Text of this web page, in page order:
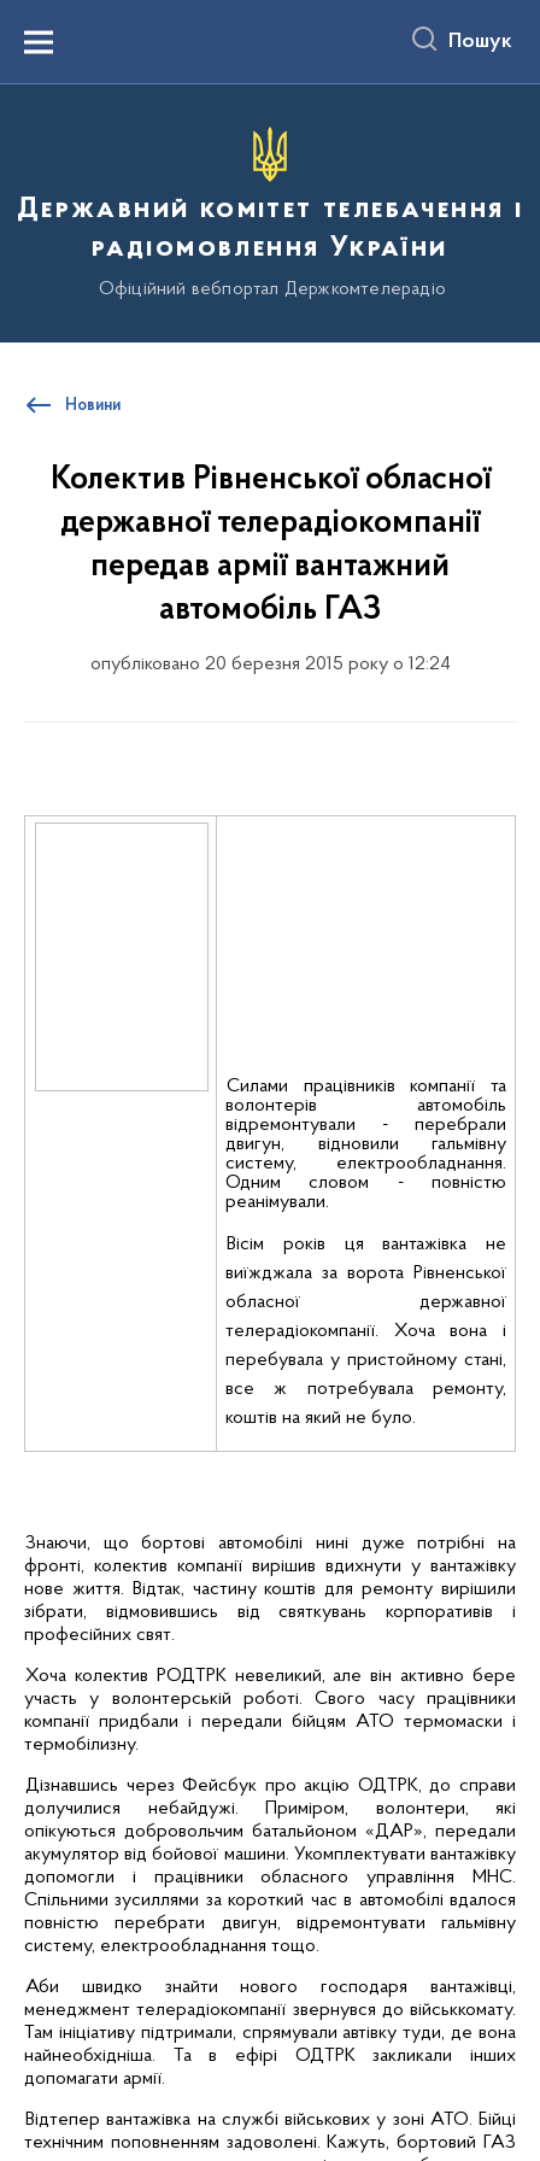
вмістуMenu Пошук
Державний комітет телебачення і
радіомовлення України
Офіційний вебпортал Держкомтелерадіо
Новини
Колектив Рівненської обласної
державної телерадіокомпанії
передав армії вантажний
автомобіль ГАЗ
опубліковано 20 березня 2015 року о 12:24
Силами працівників компанії та
волонтерів автомобіль
відремонтували - перебрали
двигун, відновили гальмівну
систему, електрообладнання.
Одним словом - повністю
реанімували.
Вісім років ця вантажівка не
виїжджала за ворота Рівненської
обласної державної
телерадіокомпанії. Хоча вона і
перебувала у пристойному стані,
все ж потребувала ремонту,
коштів на який не було.
Знаючи, що бортові автомобілі нині дуже потрібні на
фронті, колектив компанії вирішив вдихнути у вантажівку
нове життя. Відтак, частину коштів для ремонту вирішили
зібрати, відмовившись від святкуванькорпоративів і
професійних свят.
Хоча колектив РОДТРКневеликий, але він активно бере
участь у волонтерській роботі. Свого часу працівники
компанії придбали і передали бійцям АТО термомаски і
термобілизну.
Дізнавшись черезФейсбук про акцію ОДТРК, до справи
долучилися небайдужі. Приміром, волонтери, які
опікуються добровольчим батальйоном «ДАР», передали
акумулятор від бойової машини. Укомплектувати вантажівку
допомогли і працівники обласного управління МНС.
Спільними зусиллями за короткий час в автомобілі вдалося
повністю перебрати двигун, відремонтувати гальмівну
систему, електрообладнання тощо.
Аби швидко знайти нового господаря вантажівці,
менеджмент телерадіокомпанії звернувся до військкомату.
Там ініціативу підтримали, спрямувалиавтівку туди, де вона
найнеобхідніша. Та в ефірі ОДТРК закликали інших
допомагати армії.
Відтепер вантажівка на службі військових у зоні АТО. Бійці
технічним поповненням задоволені. Кажуть, бортовий ГАЗ